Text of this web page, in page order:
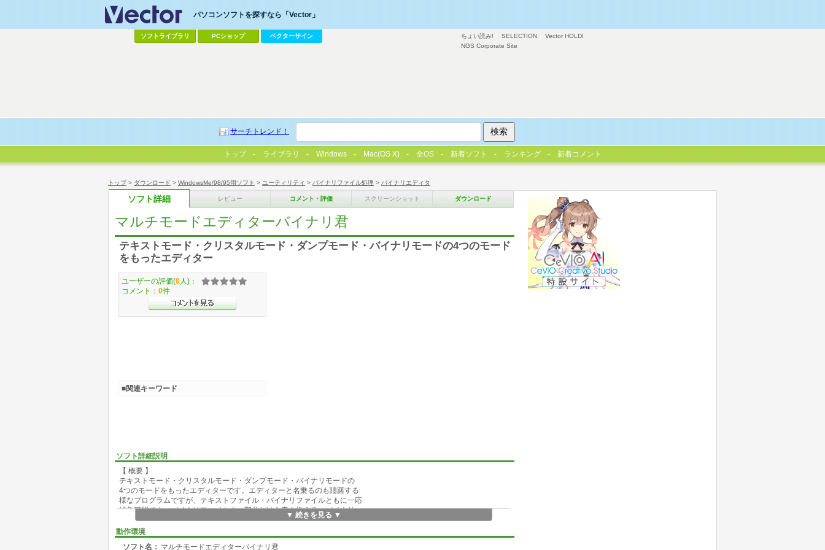
トップ> ダウンロード > WindowsMe/98/95用ソフト > ユーティリティ > バイナリファイル処理 > バイナリエディタ
ソフト詳細 レビュー コメント・評価 スクリーンショット ダウンロード
マルチモードエディターバイナリ君
テキストモード・クリスタルモード・ダンプモード・バイナリモードの4つのモード
をもったエディター
ソフト詳細説明
【 概要 】
テキストモード・クリスタルモード・ダンプモード・バイナリモードの
4つのモードをもったエディターです。エディターと名乗るのも躊躇する
様なプログラムですが、テキストファイル・バイナリファイルともに一応
編集可能です。バイナリファイルの一部分だけを書き換える。バイナリ
ファイルをダンプして中身を見る。バイナリファイルの文字として認識
出来る部分だけを見るといった用途に最適です。
▼ 続きを見る ▼
動作環境
ソフト名： マルチモードエディターバイナリ君
ユーザーの評価(0 人)：
コメント： 0件
■関連キーワード
ちょい読み! SELECTION
Vector HOLDI
NGS Corporate Site
パソコンソフトを探すなら「Vector」
ソフトライブラリ PCショップ ベクターサイン
サーチトレンド！
トップ ライブラリ Windows Mac(OS X) 全OS 新着ソフト ランキング 新着コメント